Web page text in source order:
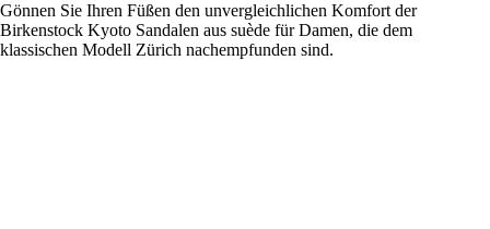
Gönnen Sie Ihren Füßen den unvergleichlichen Komfort der
Birkenstock Kyoto Sandalen aus suède für Damen, die dem
klassischen Modell Zürich nachempfunden sind.